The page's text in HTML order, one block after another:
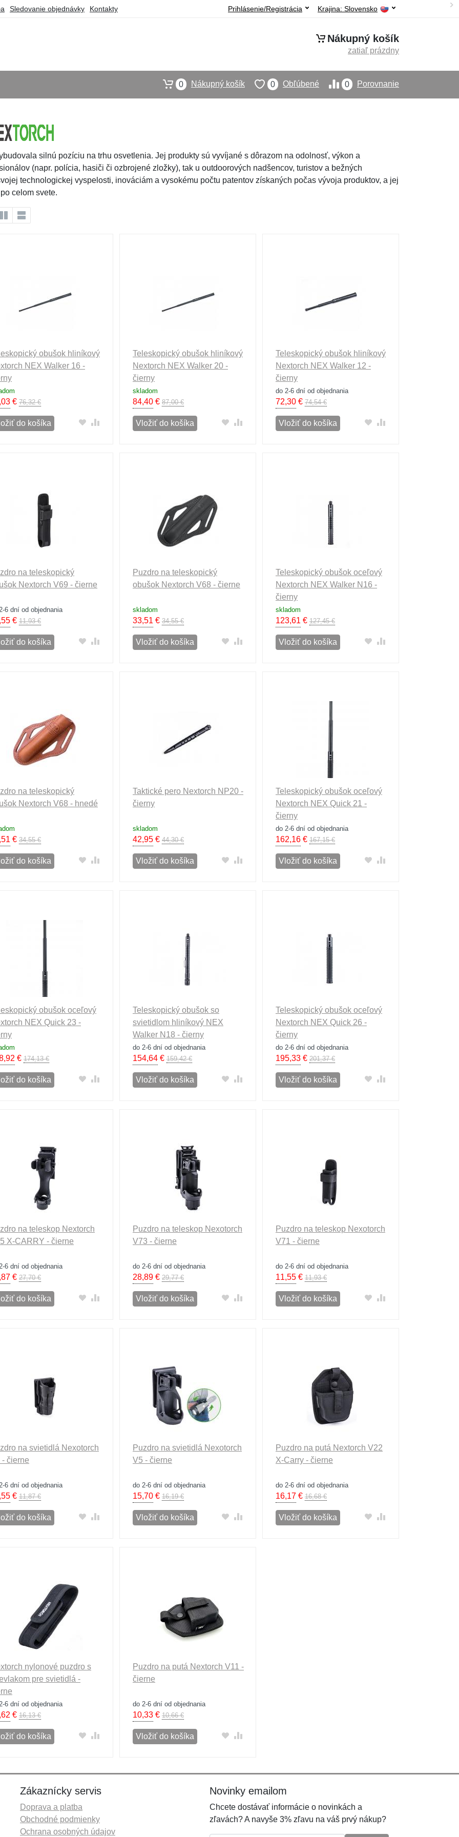
Sledovanie objednávky Kontakty Krajina: Slovensko
Prihlásenie/Registrácia
Nákupný košík
zatiaľ prázdny
0 Porovnanie
0 Obľúbené
0 Nákupný košík
silnú pozíciu na trhu osvetlenia. Jej produkty sú vyvíjané s dôrazom na odolnosť, výkon a
(napr. polícia, hasiči či ozbrojené zložky), tak u outdoorových nadšencov, turistov a bežných
technologickej vyspelosti, inováciám a vysokému počtu patentov získaných počas vývoja produktov, a jej
celom svete.
obušok hliníkový
NEX Walker 16 -
€ 76,32 €
do košíka
Teleskopický obušok hliníkový
Nextorch NEX Walker 20 -
čierny
skladom
84,40€ 87,00 €
Vložiť do košíka
Teleskopický obušok hliníkový
Nextorch NEX Walker 12 -
čierny
do 2-6 dní od objednania
72,30€ 74,54 €
Vložiť do košíka
na teleskopický
Nextorch V69 - čierne
6 dní od objednania
€ 11,93 €
do košíka
Puzdro na teleskopický
obušok Nextorch V68 - čierne
skladom
33,51 € 34,55 €
Vložiť do košíka
Teleskopický obušok oceľový
Nextorch NEX Walker N16 -
čierny
skladom
123,61 € 127,45 €
Vložiť do košíka
na teleskopický
Nextorch V68 - hnedé
€ 34,55 €
do košíka
Taktické pero Nextorch NP20 -
čierny
skladom
42,95€ 44,30 €
Vložiť do košíka
Teleskopický obušok oceľový
Nextorch NEX Quick 21 -
čierny
do 2-6 dní od objednania
162,16€ 167,15 €
Vložiť do košíka
obušok oceľový
NEX Quick 23 -
€ 174,13 €
do košíka
Teleskopický obušok so
svietidlom hliníkový NEX
Walker N18 - čierny
do 2-6 dní od objednania
154,64€ 159,42 €
Vložiť do košíka
Teleskopický obušok oceľový
Nextorch NEX Quick 26 -
čierny
do 2-6 dní od objednania
195,33€ 201,37 €
Vložiť do košíka
na teleskop Nextorch
X-CARRY - čierne
6 dní od objednania
€ 27,70 €
do košíka
Puzdro na teleskop Nexotorch
V73 - čierne
do 2-6 dní od objednania
28,89€ 29,77 €
Vložiť do košíka
Puzdro na teleskop Nexotorch
V71 - čierne
do 2-6 dní od objednania
11,55€ 11,93 €
Vložiť do košíka
na svietidlá Nexotorch
- čierne
6 dní od objednania
€ 11,87 €
do košíka
Puzdro na svietidlá Nexotorch
V5 - čierne
do 2-6 dní od objednania
15,70€ 16,19 €
Vložiť do košíka
Puzdro na putá Nextorch V22
X-Carry - čierne
do 2-6 dní od objednania
16,17€ 16,68 €
Vložiť do košíka
nylonové puzdro s
pre svietidlá -
6 dní od objednania
€ 16,13 €
do košíka
Puzdro na putá Nextorch V11 -
čierne
do 2-6 dní od objednania
10,33€ 10,66 €
Vložiť do košíka
Zákaznícky servis
Doprava a platba
Obchodné podmienky
Ochrana osobných údajov
Novinky emailom
Chcete dostávať informácie o novinkách a
zľavách? A navyše 3% zľavu na váš prvý nákup?